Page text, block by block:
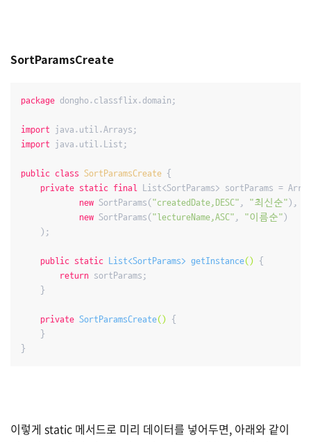
SortParamsCreate
package dongho.classflix.domain;
import
import java.util.List;
public class SortParamsCreate {
private static final
List<SortParams> sortParams =
new SortParams( "createdDate,DESC" , "최신순" ),
new SortParams( "lectureName,ASC" , "이름순" )
    );
public static List<SortParams> getInstance() {
return sortParams;
    }
private SortParamsCreate() {
    }
}
이렇게 static 메서드로 미리 데이터를 넣어두면, 아래와 같이